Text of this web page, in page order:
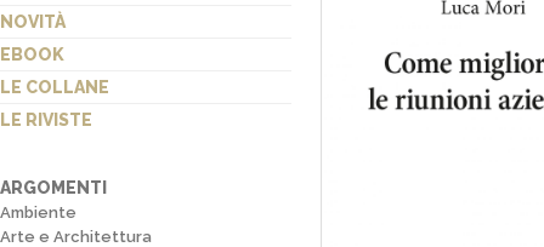
NOVITÀ
EBOOK
LE COLLANE
LE RIVISTE
ARGOMENTI
Ambiente
Arte e Architettura